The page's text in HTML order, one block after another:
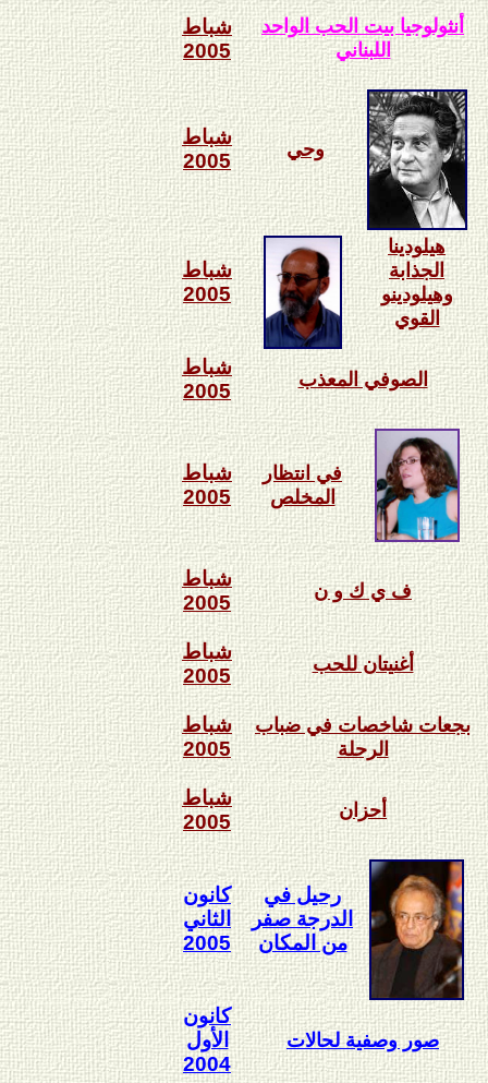
شباط
2005
أنثولوجيا بيت الحب الواحد
اللبناني
شباط
2005
وحي
شباط
2005
هيلودينا
الجذابة
وهيلودينو
القوي
شباط
2005
الصوفي المعذب
شباط
2005
في انتظار
المخلص
شباط
2005
ف ي ك و ن
شباط
2005
أغنيتان للحب
شباط
2005
بجعات شاخصات في ضباب
الرحلة
شباط
2005
أحزان
كانون
الثاني
2005
رحيل في
الدرجة صفر
من المكان
كانون
الأول
2004
صور وصفية لحالات